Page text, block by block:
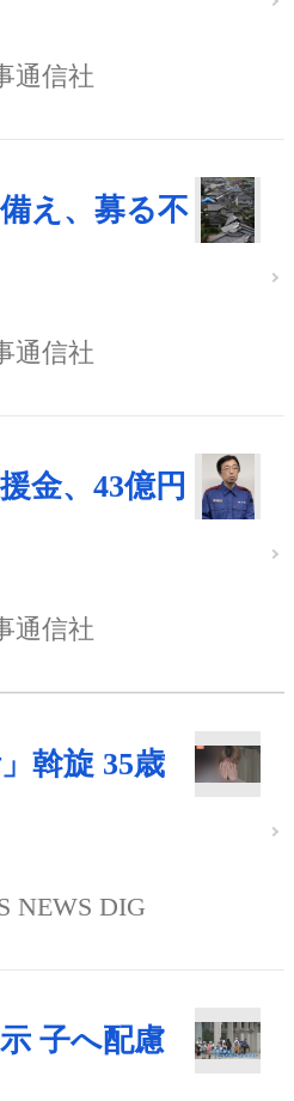
通信社
え、募る不
通信社
金、43億円
通信社
斡旋 35歳
NEWS DIG
子へ配慮